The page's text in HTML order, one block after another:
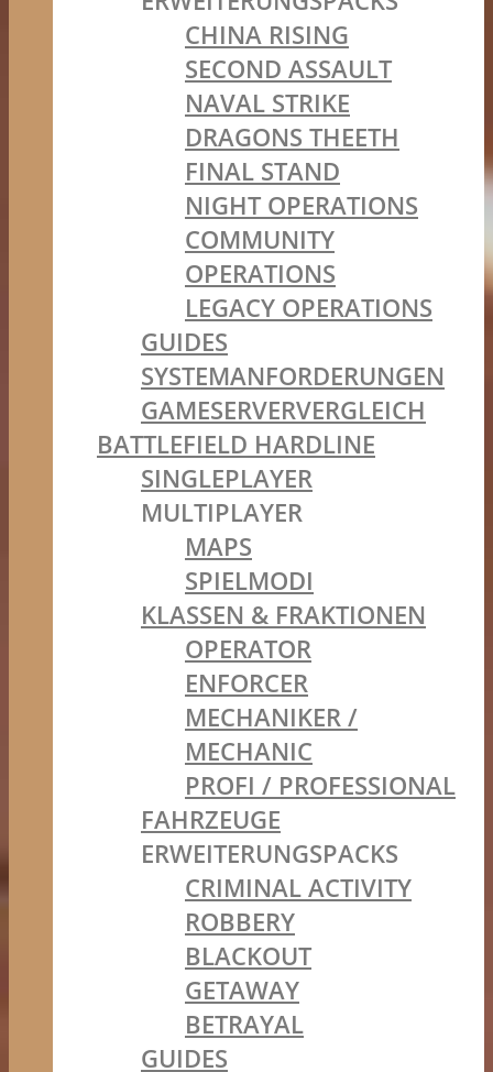
CHINA RISING
SECOND ASSAULT
NAVAL STRIKE
DRAGONS THEETH
FINAL STAND
NIGHT OPERATIONS
COMMUNITY
OPERATIONS
LEGACY OPERATIONS
GUIDES
SYSTEMANFORDERUNGEN
GAMESERVERVERGLEICH
BATTLEFIELD HARDLINE
SINGLEPLAYER
MULTIPLAYER
MAPS
SPIELMODI
KLASSEN & FRAKTIONEN
OPERATOR
ENFORCER
MECHANIKER /
MECHANIC
PROFI / PROFESSIONAL
FAHRZEUGE
ERWEITERUNGSPACKS
CRIMINAL ACTIVITY
ROBBERY
BLACKOUT
GETAWAY
BETRAYAL
GUIDES